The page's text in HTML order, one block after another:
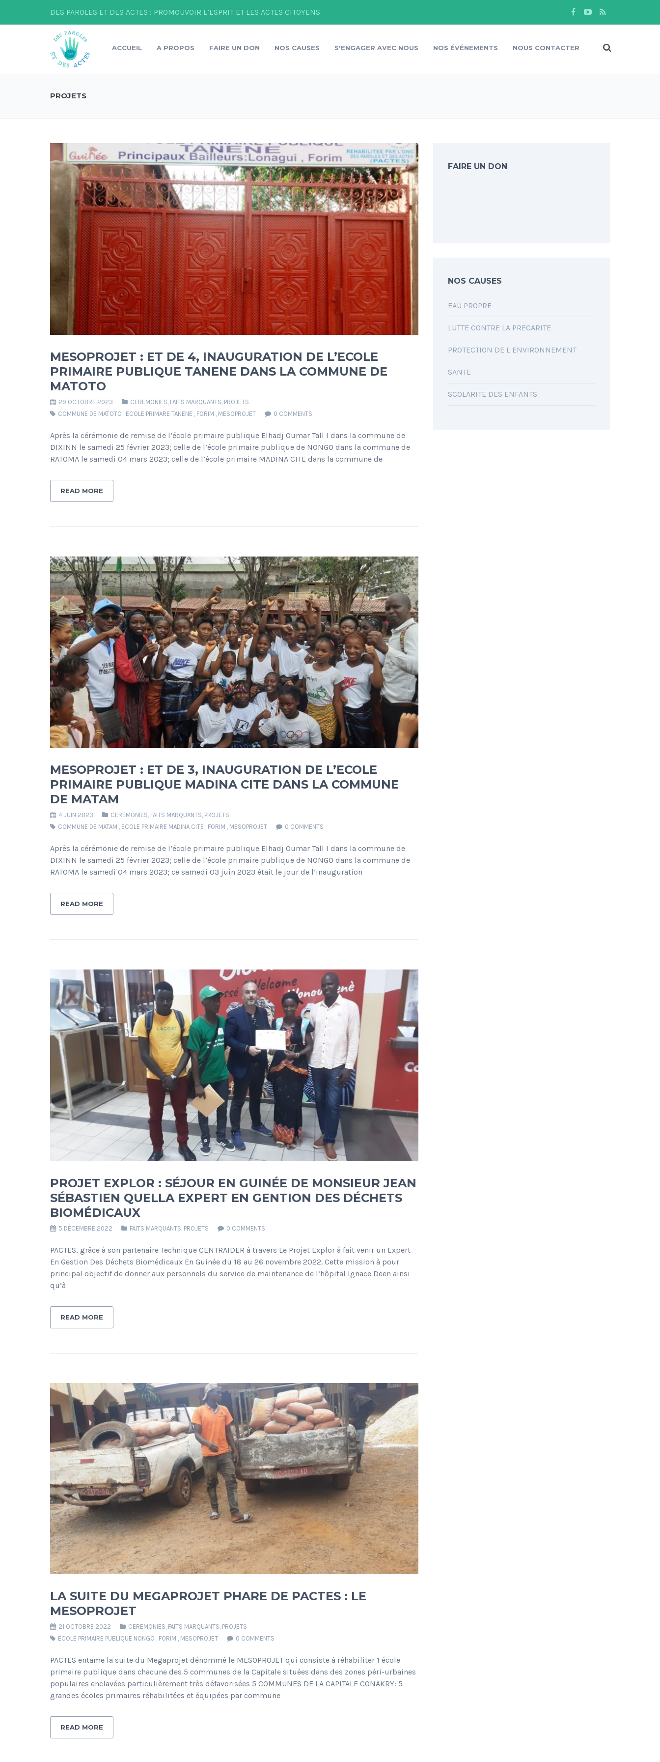
DES PAROLES ET DES ACTES : PROMOUVOIR L’ESPRIT ET LES ACTES CITOYENS
ACCUEIL A PROPOS FAIRE UN DON NOS CAUSES S'ENGAGER AVEC NOUS NOS ÉVÉNEMENTS NOUS CONTACTER
PROJETS
MESOPROJET : ET DE 4, INAUGURATION DE L’ECOLE
PRIMAIRE PUBLIQUE TANENE DANS LA COMMUNE DE
MATOTO
29 OCTOBRE 2023 CEREMONIES FAITS MARQUANTS PROJETS
COMMUNE DE MATOTO
ECOLE PRIMARE TANENE FORIM MESOPROJET 0 COMMENTS
Après la cérémonie de remise de l’école primaire publique Elhadj Oumar Tall I dans la commune de
DIXINN le samedi 25 février 2023; celle de l’école primaire publique de NONGO dans la commune de
RATOMA le samedi 04 mars 2023; celle de l’école primaire MADINA CITE dans la commune de
READ MORE
MESOPROJET : ET DE 3, INAUGURATION DE L’ECOLE
PRIMAIRE PUBLIQUE MADINA CITE DANS LA COMMUNE
DE MATAM
4 JUIN 2023 CEREMONIES, FAITS MARQUANTS, PROJETS
COMMUNE DE MATAM , ECOLE PRIMAIRE MADINA CITE , FORIM , MESOPROJET 0 COMMENTS
Après la cérémonie de remise de l’école primaire publique Elhadj Oumar Tall I dans la commune de
DIXINN le samedi 25 février 2023; celle de l’école primaire publique de NONGO dans la commune de
RATOMA le samedi 04 mars 2023; ce samedi 03 juin 2023 était le jour de l’inauguration
READ MORE
PROJET EXPLOR : SÉJOUR EN GUINÉE DE MONSIEUR JEAN
SÉBASTIEN QUELLA EXPERT EN GENTION DES DÉCHETS
BIOMÉDICAUX
5 DÉCEMBRE 2022 FAITS MARQUANTS PROJETS 0 COMMENTS
PACTES, grâce à son partenaire Technique CENTRAIDER à travers Le Projet Explor à fait venir un Expert
En Gestion Des Déchets Biomédicaux En Guinée du 18 au 26 novembre 2022. Cette mission à pour
principal objectif de donner aux personnels du service de maintenance de l’hôpital Ignace Deen ainsi
qu’à
READ MORE
LA SUITE DU MEGAPROJET PHARE DE PACTES : LE
MESOPROJET
21 OCTOBRE 2022 CEREMONIES, FAITS MARQUANTS, PROJETS
ECOLE PRIMAIRE PUBLIQUE NONGO , FORIM , MESOPROJET 0 COMMENTS
PACTES entame la suite du Megaprojet dénommé le MESOPROJET qui consiste à réhabiliter 1 école
primaire publique dans chacune des 5 communes de la Capitale situées dans des zones péri-urbaines
populaires enclavées particulièrement très défavorisées 5 COMMUNES DE LA CAPITALE CONAKRY: 5
grandes écoles primaires réhabilitées et équipées par commune
READ MORE
FAIRE UN DON
NOS CAUSES
EAU PROPRE
LUTTE CONTRE LA PRECARITE
PROTECTION DE L ENVIRONNEMENT
SANTE
SCOLARITE DES ENFANTS